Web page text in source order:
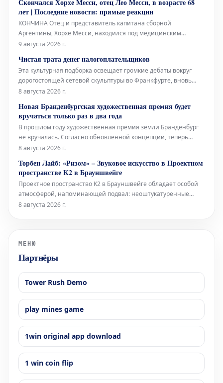
забил победный гол в финале Чемпионата мира, и сообщил
об этом главному тренеру Ханси Флику
Скончался Хорхе Месси, отец Лео Месси, в возрасте 68
лет | Последние новости: прямые реакции
КОНЧИНА Отец и представитель капитана сборной
Аргентины, Хорхе Месси, находился под медицинским
наблюдением в течение нескольких месяцев из-за своего
кончине в возрасте 68 лет, что потрясло весь футбольный
мир.
9 августа 2026 г.
Чистая трата денег налогоплательщиков
Эта культурная подборка освещает громкие дебаты вокруг
дорогостоящей сетевой скульптуры во Франкфурте, вновь
открывшуюся Галерею Аполлона в Лувре, культовое
Берлинского Фольксбюне, превращенного во временный
открытый бассейн. Дебаты во
8 августа 2026 г.
Новая Бранденбургская художественная премия будет
вручаться только раз в два года
В прошлом году художественная премия земли Бранденбург
не вручалась. Согласно обновленной концепции, теперь
премия будет присуждаться только раз в два года, и это не
утверждая новую структуру премии, намерено оказать
всестороннюю поддержку
8 августа 2026 г.
Торбен Лайб: «Ризом» – Звуковое искусство в Проектном
пространстве K2 в Брауншвейге
Проектное пространство K2 в Брауншвейге обладает особой
атмосферой, напоминающей подвал: неоштукатуренные
стены, высоко расположенные окна и видимые трубы, словно
8 августа 2026 г.
МЕНЮ
Партнёры
Tower Rush Demo
play mines game
1win original app download
1 win coin flip